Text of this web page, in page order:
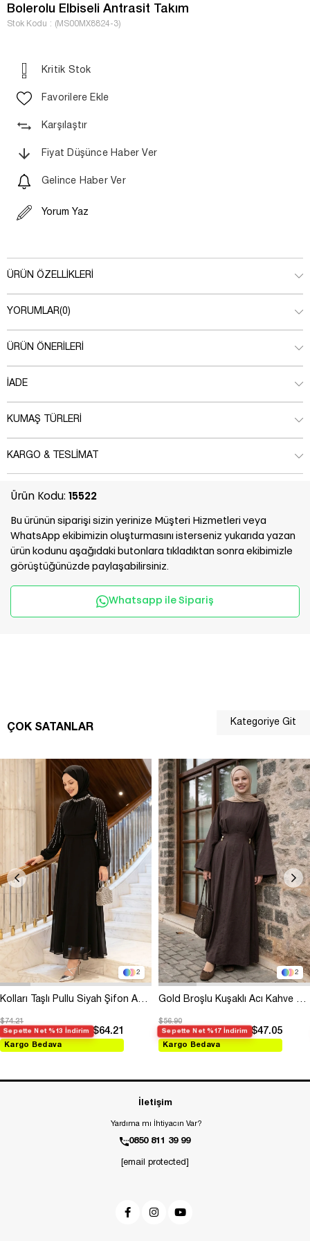
Bolerolu Elbiseli Antrasit Takım
Stok Kodu (MS00MX8824-3)
Kritik Stok
Favorilere Ekle
Karşılaştır
Fiyat Düşünce Haber Ver
Gelince Haber Ver
Yorum Yaz
ÜRÜN ÖZELLIKLERI
YORUMLAR(0)
ÜRÜN ÖNERILERI
İADE
KUMAŞ TÜRLERI
KARGO & TESLIMAT
Ürün Kodu: 15522
Bu ürünün siparişi sizin yerinize Müşteri Hizmetleri veya
WhatsApp ekibimizin oluşturmasını isterseniz yukarıda yazan
ürün kodunu aşağıdaki butonlara tıkladıktan sonra ekibimizle
görüştüğünüzde paylaşabilirsiniz.
Whatsapp ile Sipariş
ÇOK SATANLAR
2
Kolları Taşlı Pullu Siyah Şifon Abiye
$74.21
Sepette Net %13 İndirim $64.21
Kargo Bedava
2
Gold Broşlu Kuşaklı Acı Kahve Modal Elbise
$56.90
Sepette Net %17 İndirim $47.05
Kargo Bedava
Kategoriye Git
İletişim
Yardıma mı İhtiyacın Var?
0850 811 39 99
[email protected]